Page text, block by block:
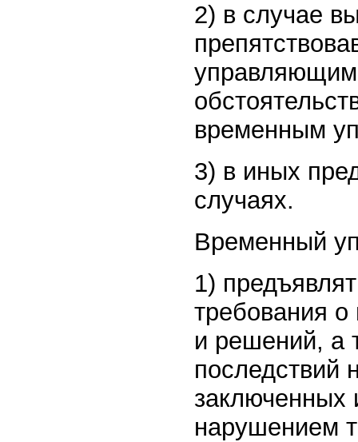
2) в случае
временным
3) в иных
случаях.
Временный
1)
требования о
и решений, а
последствий
заключенных
нарушением